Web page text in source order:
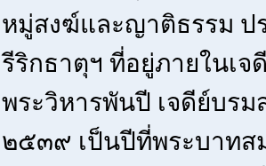
หมู่สงฆ์และญาติธรรม ป
รีริกธาตุฯ ที่อยู่ภายในเ
พระวิหารพันปี เจดีย์บรม
๒๕๓๙ เป็นปีที่พระบาทส